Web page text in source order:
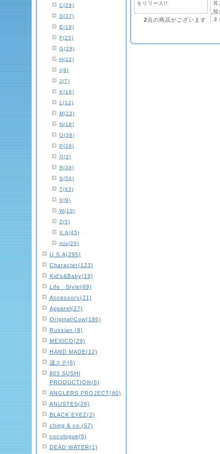
C(29)
D(37)
E(19)
F(25)
G(29)
H(22)
I(8)
J(7)
K(16)
L(12)
M(23)
N(18)
O(38)
P(28)
Q(2)
R(38)
S(56)
T(43)
V(9)
W(10)
Z(5)
V.A(45)
mix(26)
U.S.A(295)
Character(123)
Kid’s&Baby(19)
Life Style(69)
Accessory(21)
Apparel(27)
Original/Cow(186)
Russian (8)
MEXICO(29)
HAND MADE(12)
謎ステ(6)
803 SUSHI
PRODUCTION(5)
ANGLERS PROJECT(80)
ANUSTES(26)
BLACK EYEZ(2)
ching & co.(57)
cocologue(5)
DEAD WATER(1)
をリリース!!
耳
知
2点の商品がございます